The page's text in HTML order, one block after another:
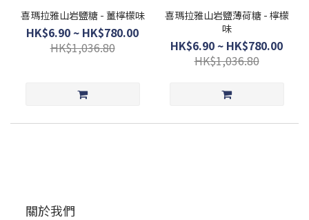
喜瑪拉雅山岩鹽糖 - 薑檸檬味
HK$6.90 ~ HK$780.00
HK$1,036.80
喜瑪拉雅山岩鹽薄荷糖 - 檸檬
味
HK$6.90 ~ HK$780.00
HK$1,036.80
關於我們